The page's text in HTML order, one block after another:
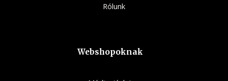
Rólunk
Webshopoknak